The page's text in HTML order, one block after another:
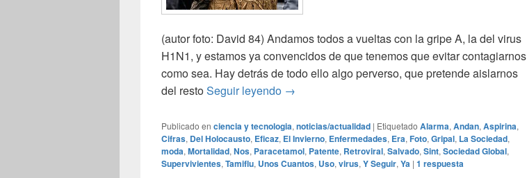
(autor foto: David 84) Andamos todos a vueltas con la gripe A, la del virus
H1N1, y estamos ya convencidos de que tenemos que evitar contagiarnos
como sea. Hay detrás de todo ello algo perverso, que pretende aislarnos
del restoSeguir leyendo La gripe que nos cuentan
→
Publicado en ciencia y tecnologia, noticias/actualidad | Etiquetado Alarma, Andan, Aspirina,
Cifras, Del Holocausto, Eficaz, El Invierno, Enfermedades, Era, Foto, Gripal, La Sociedad,
moda, Mortalidad, Nos, Paracetamol, Patente, Retroviral, Salvado, Sint, Sociedad Global,
Supervivientes, Tamiflu, Unos Cuantos, Uso, virus, Y Seguir, Ya | 1 respuesta